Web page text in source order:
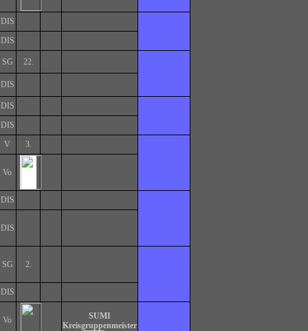
DIS
DIS
SG 22.
DIS
DIS
DIS
V 3.
Vo
DIS
DIS
SG 2.
DIS
Vo
SUMI
Kreisgruppenmeister